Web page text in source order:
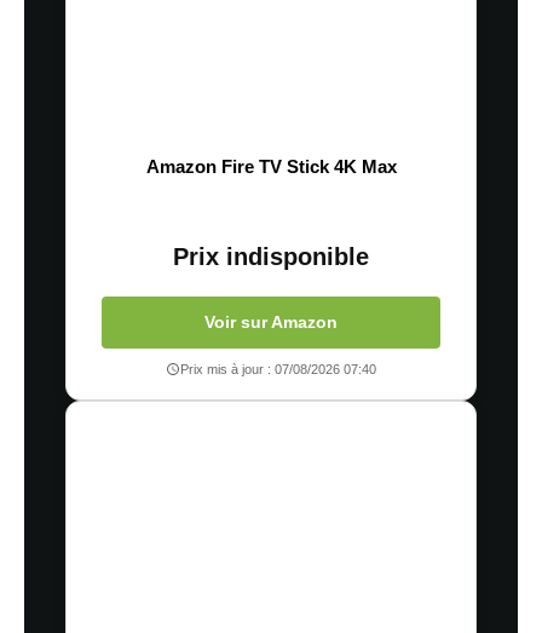
Amazon Fire TV Stick 4K Max
Prix indisponible
Voir sur Amazon
Prix mis à jour : 07/08/2026 07:40